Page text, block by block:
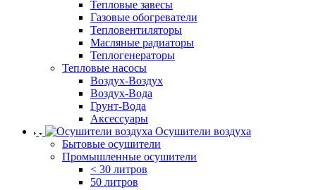
Тепловые завесы
Газовые обогреватели
Тепловентиляторы
Масляные радиаторы
Теплогенераторы
Тепловые насосы
Воздух-Воздух
Воздух-Вода
Грунт-Вода
Аксессуары
Осушители воздуха
Бытовые осушители
Промышленные осушители
< 30 литров
50 литров